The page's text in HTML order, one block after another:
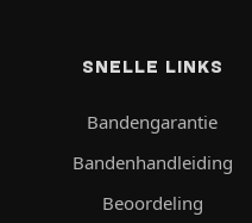
SNELLE LINKS
Bandengarantie
Bandenhandleiding
Beoordeling